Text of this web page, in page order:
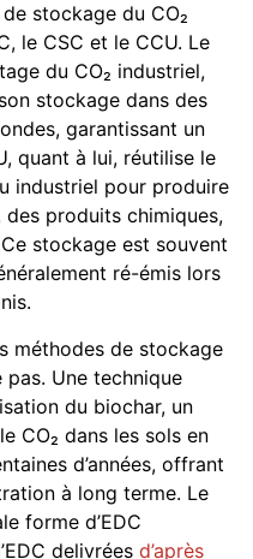
stockage du CO₂
le CSC et le CCU. Le
du CO₂ industriel,
stockage dans des
garantissant un
quant à lui, réutilise le
industriel pour produire
produits chimiques,
stockage est souvent
ré-émis lors
méthodes de stockage
pas. Une technique
du biochar, un
CO₂ dans les sols en
d’années, offrant
à long terme. Le
forme d’EDC
delivrées d’après